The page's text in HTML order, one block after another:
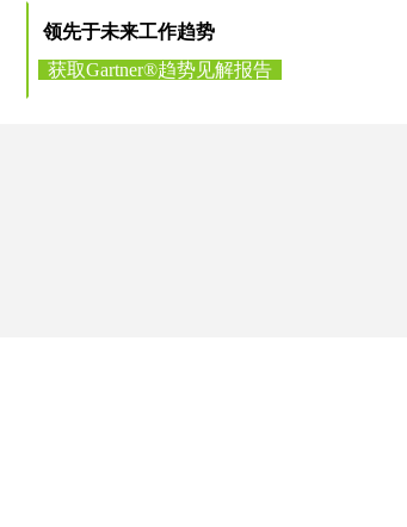
领先于未来工作趋势
获取Gartner®趋势见解报告